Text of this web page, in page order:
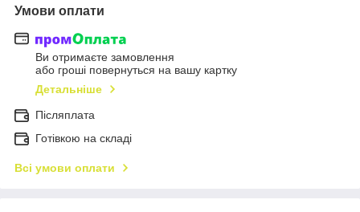
Умови оплати
Ви отримаєте замовлення
або гроші повернуться на вашу картку
Детальніше
Післяплата
Готівкою на складі
Всі умови оплати